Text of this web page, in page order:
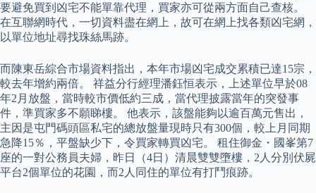
要避免買到凶宅不能單靠代理，買家亦可從兩方面自己查核。
在互聯網時代，一切資料盡在網上，故可在網上找各類凶宅網，
以單位地址尋找珠絲馬跡。
而陳東岳綜合市場資料指出，本年市場凶宅成交累積已達15宗，
較去年增約兩倍。 祥益分行經理潘鈺恒表示，上述單位早於08
年2月放盤，當時較市價低約三成，當代理披露當年的突發事
件，準買家多不願睇樓。 他表示，該盤能夠以逾百萬元售出，
主因是屯門碼頭區私宅的總放盤量現時只有300個，較上月同期
急降15％，平盤缺少下，令買家轉買凶宅。 租住御金・國峯第7
座的一對公務員夫婦，昨日（4日）清晨雙雙墮樓，2人分別伏屍
平台2個單位的花園，而2人同住的單位有打鬥痕跡。